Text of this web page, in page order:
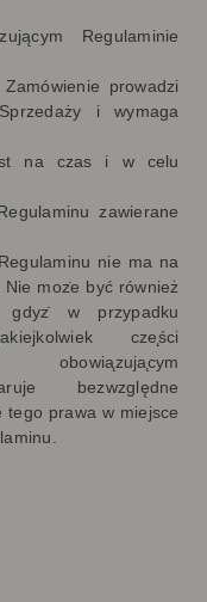
Regulaminie
prowadzi
i wymaga
na czas i w celu
zawierane
nie ma na
Nie moze być również
gdyzw przypadku
cześci
zujacym
bezwzględne
tego prawa w miejsce